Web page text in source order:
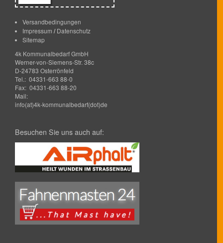
Versandbedingungen
Impressum /Datenschutz
Sitemap
4k Kommunalbedarf GmbH
Werner-von-Siemens-Str. 38c
D-24783 Osterrönfeld
Tel.: 04331-663 88-0
Fax: 04331-663 88-20
Mail:
info(at)4k-kommunalbedarf(dot)de
Besuchen Sie uns auch auf: